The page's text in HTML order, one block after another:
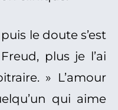
le doute s’est
plus je l’ai
» L’amour
qui aime